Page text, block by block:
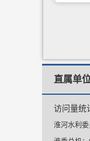
直属单
访问量统
淮河水利